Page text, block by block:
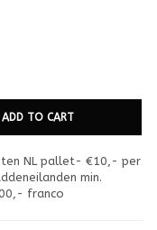
ADD TO CART
NL pallet- €10,- per
min.
franco